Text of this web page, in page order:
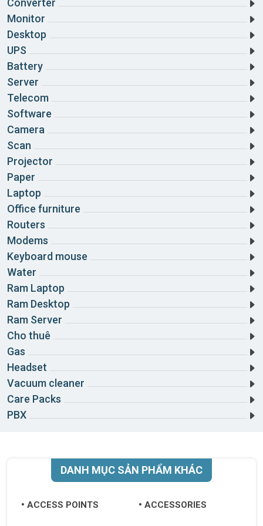
Cao Bằng
Đà Nẵng
Đắk Lắk
Đắk Nông
Điện Biên
Đồng Nai
Gia Lai
Hà Giang
Hà Nam
Hà Tĩnh
Hải Dương
Hải Phòng
Hậu Giang
Hưng Yên
Khánh Hòa
Kiên Giang
Converter
Monitor
Desktop
UPS
Battery
Server
Telecom
Software
Camera
Scan
Projector
Paper
Laptop
Office furniture
Routers
Modems
Keyboard mouse
Water
Ram Laptop
Ram Desktop
Ram Server
Cho thuê
Gas
Headset
Vacuum cleaner
Care Packs
PBX
DANH MỤC SẢN PHẨM KHÁC
ACCESS POINTS ACCESSORIES